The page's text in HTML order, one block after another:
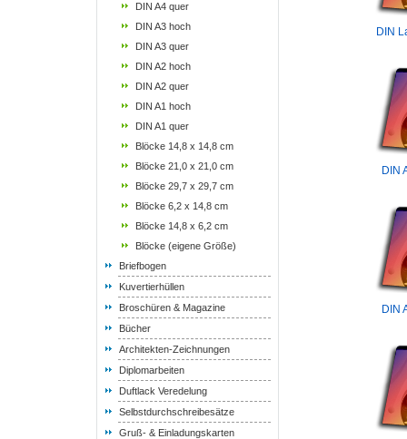
DIN A4 quer
DIN A3 hoch
DIN A3 quer
DIN A2 hoch
DIN A2 quer
DIN A1 hoch
DIN A1 quer
Blöcke 14,8 x 14,8 cm
Blöcke 21,0 x 21,0 cm
Blöcke 29,7 x 29,7 cm
Blöcke 6,2 x 14,8 cm
Blöcke 14,8 x 6,2 cm
Blöcke (eigene Größe)
Briefbogen
Kuvertierhüllen
Broschüren & Magazine
Bücher
Architekten-Zeichnungen
Diplomarbeiten
Duftlack Veredelung
Selbstdurchschreibesätze
Gruß- & Einladungskarten
DIN
DIN
DIN